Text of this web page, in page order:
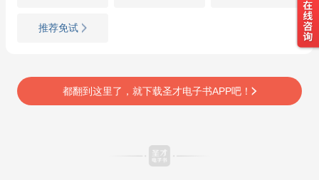
推荐免试
都翻到这里了，就下载圣才电子书APP吧！